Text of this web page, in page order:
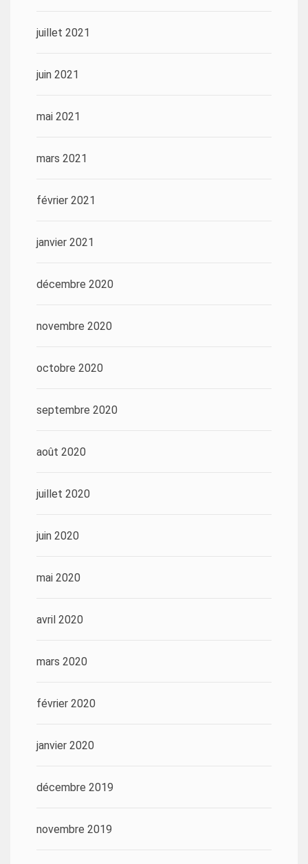
juillet 2021
juin 2021
mai 2021
mars 2021
février 2021
janvier 2021
décembre 2020
novembre 2020
octobre 2020
septembre 2020
août 2020
juillet 2020
juin 2020
mai 2020
avril 2020
mars 2020
février 2020
janvier 2020
décembre 2019
novembre 2019